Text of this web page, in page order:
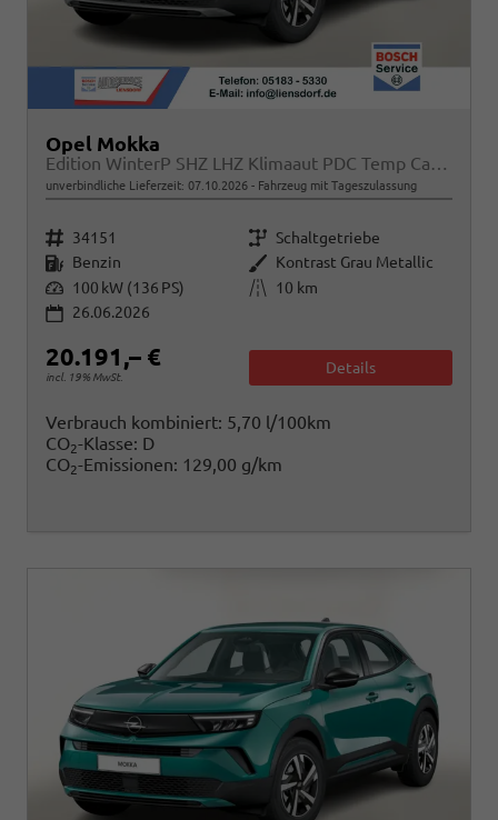
Opel Mokka
Edition WinterP SHZ LHZ Klimaaut PDC Temp CarPlay
unverbindliche Lieferzeit: 07.10.2026 Fahrzeug mit Tageszulassung
Fahrzeugnr. 34151 Getriebe Schaltgetriebe
Kraftstoff Benzin Außenfarbe Kontrast Grau Metallic
Leistung 100 kW (136 PS) Kilometerstand
10 km
26.06.2026
20.191,– €
incl. 19% MwSt.
Details
Verbrauch kombiniert: 5,70 l/100km
CO2-Klasse: D
CO2-Emissionen: 129,00 g/km